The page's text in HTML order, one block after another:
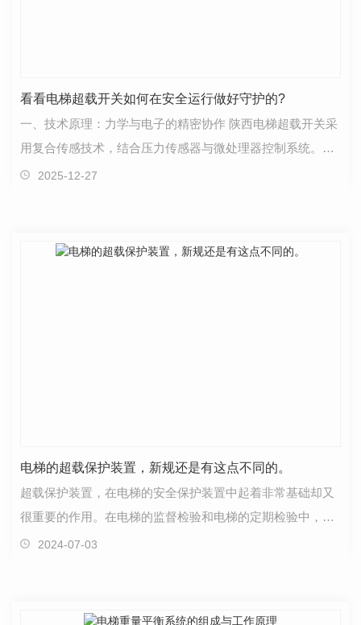
看看电梯超载开关如何在安全运行做好守护的?
一、技术原理：力学与电子的精密协作 陕西电梯超载开关采
用复合传感技术，结合压力传感器与微处理器控制系统。当
电梯载重超过额定值时，压力传感器将机械信号转化…
2025-12-27
电梯的超载保护装置，新规还是有这点不同的。
超载保护装置，在电梯的安全保护装置中起着非常基础却又
很重要的作用。在电梯的监督检验和电梯的定期检验中，以
及自行检测中，对电梯的超载保护装置均有要求。电梯…
2024-07-03